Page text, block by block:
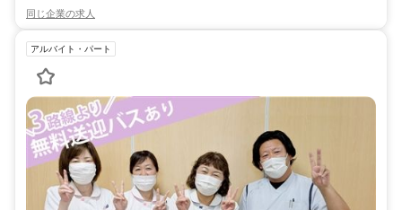
同じ企業の求人
アルバイト・パート